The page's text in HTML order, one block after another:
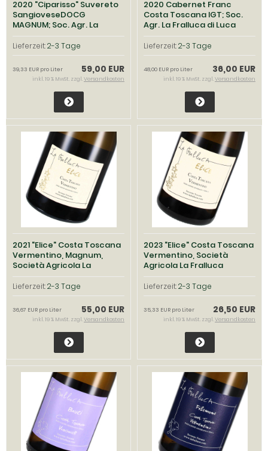
2020 "Ciparisso" Suvereto
SangioveseDOCG
MAGNUM; Soc. Agr. La
Fralluca
Lieferzeit:2-3 Tage
59,00 EUR
39,33 EUR pro Liter
inkl. 19 % MwSt. zzgl.Versandkosten
2020 Cabernet Franc
Costa Toscana IGT; Soc.
Agr. La Fralluca di Luca
Recine
Lieferzeit:2-3 Tage
36,00 EUR
48,00 EUR pro Liter
inkl. 19 % MwSt. zzgl.Versandkosten
2021 "Elice" Costa Toscana
Vermentino, Magnum,
Società Agricola La
Fralluca
Lieferzeit:2-3 Tage
55,00 EUR
36,67 EUR pro Liter
inkl. 19 % MwSt. zzgl.Versandkosten
2023 "Elice" Costa Toscana
Vermentino, Società
Agricola La Fralluca
Lieferzeit:2-3 Tage
26,50 EUR
35,33 EUR pro Liter
inkl. 19 % MwSt. zzgl.Versandkosten